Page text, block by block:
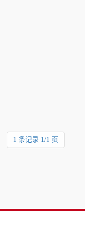
1 条记录 1/1 页